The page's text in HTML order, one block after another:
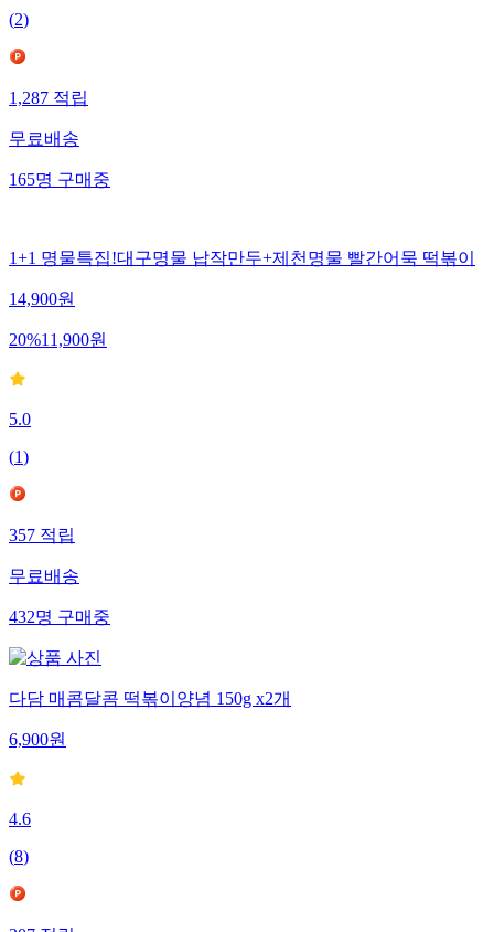
(2)
1,287적립
무료배송
165명구매중
1+1 명물특집!대구명물 납작만두+제천명물 빨간어묵 떡볶이
14,900원
20%11,900원
5.0
(1)
357적립
무료배송
432명구매중
다담 매콤달콤 떡볶이양념 150g x2개
6,900원
4.6
(8)